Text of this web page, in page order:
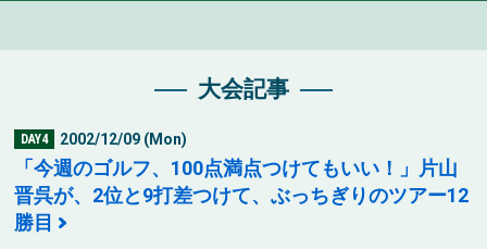
大会記事
DAY4 2002/12/09 (Mon)
「今週のゴルフ、100点満点つけてもいい！」片山
晋呉が、2位と9打差つけて、ぶっちぎりのツアー12
勝目